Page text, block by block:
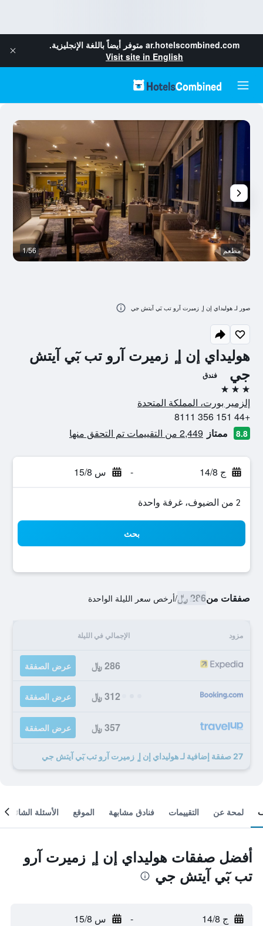
ar.hotelscombined.com متوفر أيضاً باللغة الإنجليزية.
Visit site in English
هوليداي إن إ ٕ زميرت آرو تب بٓي آيتش
جي
فندق
3 نجوم
إلزمير بورت، المملكة المتحدة
+44 151 356 8111
8.8 ممتاز 2,449 من التقييمات تم التحقق منها
ج 14/8 - س 15/8
2 من الضيوف، غرفة واحدة
بحث
صفقات من286 ﷼ /أرخص سعر الليلة الواحدة
مزود الإجمالي في الليلة
286 ﷼ عرض الصفقة
312 ﷼ عرض الصفقة
357 ﷼ عرض الصفقة
27 صفقة إضافية لـ هوليداي إن إ ٕ زميرت آرو تب بٓي آيتش جي
مطعم 1/56
صور لـ هوليداي إن إ ٕ زميرت آرو تب بٓي آيتش جي
لمحة عن التقييمات فنادق مشابهة الموقع الأسئلة الشائعة
أفضل صفقات هوليداي إن إ ٕ زميرت آرو
تب بٓي آيتش جي
ج 14/8 - س 15/8